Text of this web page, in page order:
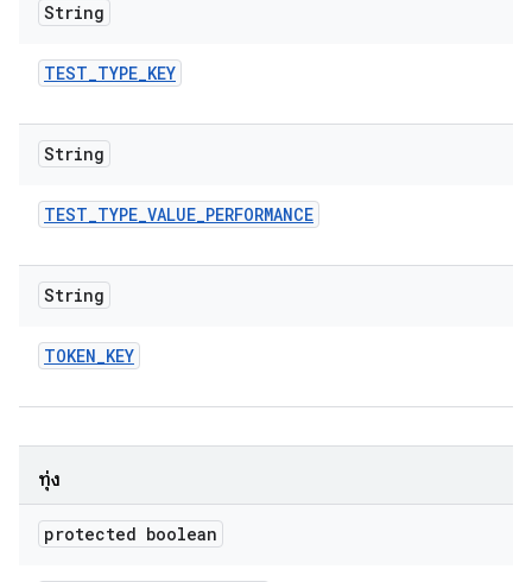
String
TEST_TYPE_KEY
String
TEST_TYPE_VALUE_PERFORMANCE
String
TOKEN_KEY
ทุ่ง
protected boolean